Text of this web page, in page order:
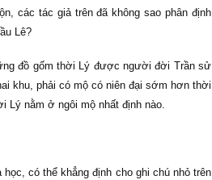
các tác giả trên đã không sao phân định
Lê?
đồ gốm thời Lý được người đời Trần sử
khu, phải có mộ có niên đại sớm hơn thời
Lý nằm ở ngôi mộ nhất định nào.
có thể khẳng định cho ghi chú nhỏ trên